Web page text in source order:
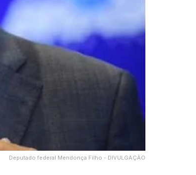
Deputado federal Mendonça Filho - DIVULGAÇÃO